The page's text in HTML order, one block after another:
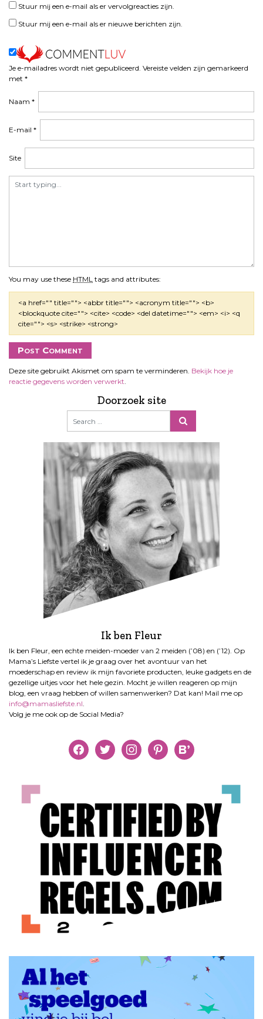
Je e-mailadres wordt niet gepubliceerd. Vereiste velden zijn gemarkeerd
met *
You may use these HTML tags and attributes:
<a href="" title=""> <abbr title=""> <acronym title=""> <b>
<blockquote cite=""> <cite> <code> <del datetime=""> <em> <i> <q
cite=""> <s> <strike> <strong>
Naam *
E-mail *
Site
Stuur mij een e-mail als er vervolgreacties zijn.
Stuur mij een e-mail als er nieuwe berichten zijn.
Deze site gebruikt Akismet om spam te verminderen. Bekijk hoe je
reactie gegevens worden verwerkt.
Doorzoek site
Ik ben Fleur
Ik ben Fleur, een echte meiden-moeder van 2 meiden (’08) en (’12). Op
Mama’s Liefste vertel ik je graag over het avontuur van het
moederschap en review ik mijn favoriete producten, leuke gadgets en de
gezellige uitjes voor het hele gezin. Mocht je willen reageren op mijn
blog, een vraag hebben of willen samenwerken? Dat kan! Mail me op
info@mamasliefste.nl.
Volg je me ook op de Social Media?
facebooktwitter instagrampinterestbloglovin